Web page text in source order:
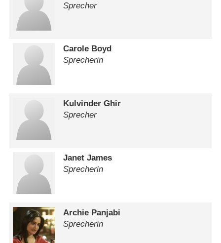
Sprecher
Carole Boyd
Sprecherin
Kulvinder Ghir
Sprecher
Janet James
Sprecherin
Archie Panjabi
Sprecherin